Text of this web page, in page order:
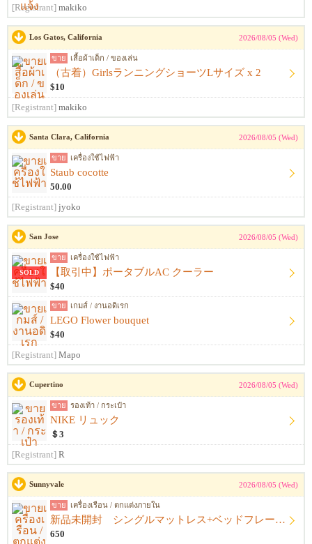
[Registrant] makiko
Los Gatos, California 2026/08/05 (Wed)
ขาย เสื้อผ้าเด็ก / ของเล่น
（古着）GirlsランニングショーツLサイズ x 2
$10
[Registrant] makiko
Santa Clara, California 2026/08/05 (Wed)
ขาย เครื่องใช้ไฟฟ้า
Staub cocotte
50.00
[Registrant] jyoko
San Jose 2026/08/05 (Wed)
SOLD
ขาย เครื่องใช้ไฟฟ้า
【取引中】ポータブルAC クーラー
$40
ขาย เกมส์ / งานอดิเรก
LEGO Flower bouquet
$40
[Registrant] Mapo
Cupertino 2026/08/05 (Wed)
ขาย รองเท้า / กระเป๋า
NIKE リュック
＄3
[Registrant] R
Sunnyvale 2026/08/05 (Wed)
ขาย เครื่องเรือน / ตกแต่งภายใน
新品未開封 シングルマットレス+ベッドフレーム+シーツ
650